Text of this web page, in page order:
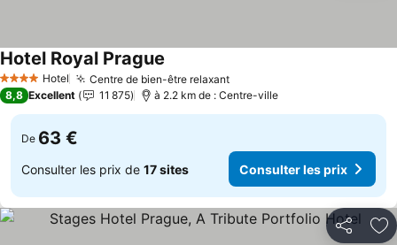
4 Étoiles Hotel Centre de bien-être relaxantConsulter les prix
Hotel Royal Prague
8,8 Excellent 11 875 à 2.2 km de : Centre-ville
De 63 €
Consulter les prix de 17 sites Consulter les prix
Partager